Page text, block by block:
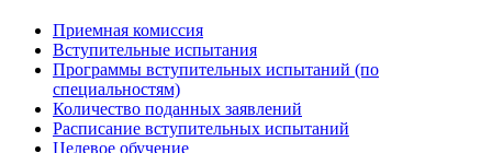
Приемная комиссия
Вступительные испытания
Программы вступительных испытаний (по
специальностям)
Количество поданных заявлений
Расписание вступительных испытаний
Целевое обучение